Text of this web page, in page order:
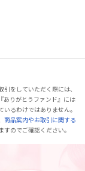
をしていただく際には、
ありがとうファンド』には
るわけではありません。
商品案内やお取引に関する
のでご確認ください。